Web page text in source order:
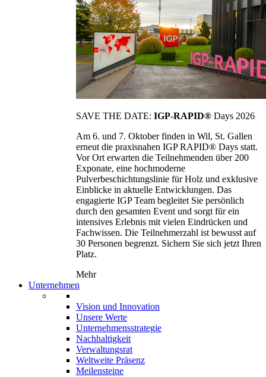
SAVE THE DATE: IGP-RAPID® Days 2026
Am 6. und 7. Oktober finden in Wil, St. Gallen
erneut die praxisnahen IGP RAPID® Days statt.
Vor Ort erwarten die Teilnehmenden über 200
Exponate, eine hochmoderne
Pulverbeschichtungslinie für Holz und exklusive
Einblicke in aktuelle Entwicklungen. Das
engagierte IGP Team begleitet Sie persönlich
durch den gesamten Event und sorgt für ein
intensives Erlebnis mit vielen Eindrücken und
Fachwissen. Die Teilnehmerzahl ist bewusst auf
30 Personen begrenzt. Sichern Sie sich jetzt Ihren
Platz.
Mehr
Unternehmen
Vision und Innovation
Unsere Werte
Unternehmensstrategie
Nachhaltigkeit
Verwaltungsrat
Weltweite Präsenz
Meilensteine